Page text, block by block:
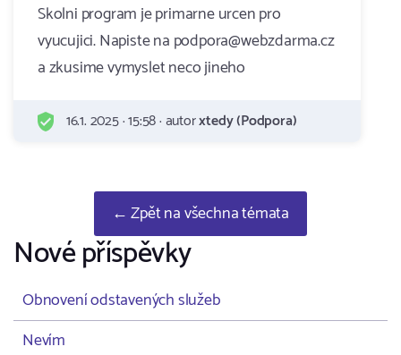
Skolni program je primarne urcen pro
vyucujici. Napiste na podpora@webzdarma.cz
a zkusime vymyslet neco jineho
16.1. 2025 · 15:58 · autorxtedy (Podpora)
← Zpět na všechna témata
Nové příspěvky
Obnovení odstavených služeb
Nevím